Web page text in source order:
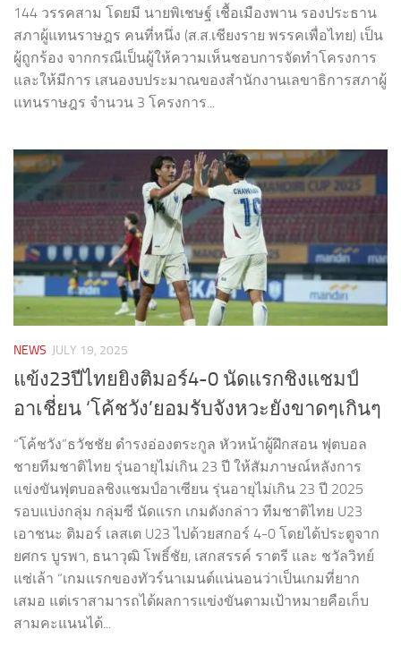
144 วรรคสาม โดยมี นายพิเชษฐ์ เชื้อเมืองพาน รองประธาน
สภาผู้แทนราษฎร คนที่หนึ่ง (ส.ส.เชียงราย พรรคเพื่อไทย) เป็น
ผู้ถูกร้อง จากกรณีเป็นผู้ให้ความเห็นชอบการจัดทำโครงการ
และให้มีการ เสนองบประมาณของสำนักงานเลขาธิการสภาผู้
แทนราษฎร จำนวน 3 โครงการ...
NEWS JULY 19, 2025
แข้ง23ปีไทยยิงติมอร์4-0 นัดแรกชิงแชมป์
อาเชี่ยน ‘โค้ชวัง’ยอมรับจังหวะยังขาดๆเกินๆ
“โค้ชวัง”ธวัชชัย ดำรงอ่องตระกูล หัวหน้าผู้ฝึกสอน ฟุตบอล
ชายทีมชาติไทย รุ่นอายุไม่เกิน 23 ปี ให้สัมภาษณ์หลังการ
แข่งขันฟุตบอลชิงแชมป์อาเซียน รุ่นอายุไม่เกิน 23 ปี 2025
รอบแบ่งกลุ่ม กลุ่มซี นัดแรก เกมดังกล่าว ทีมชาติไทย U23
เอาชนะ ติมอร์ เลสเต U23 ไปด้วยสกอร์ 4-0 โดยได้ประตูจาก
ยศกร บูรพา, ธนาวุฒิ โพธิ์ชัย, เสกสรรค์ ราตรี และ ชวัลวิทย์
แซ่เล้า “เกมแรกของทัวร์นาเมนต์แน่นอนว่าเป็นเกมที่ยาก
เสมอ แต่เราสามารถได้ผลการแข่งขันตามเป้าหมายคือเก็บ
สามคะแนนได้...